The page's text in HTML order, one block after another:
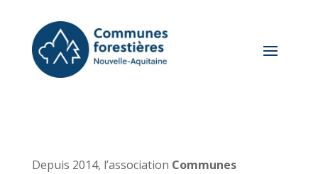
Depuis 2014, l’association Communes